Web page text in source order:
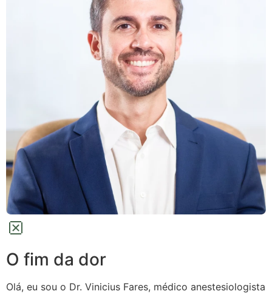
O fim da dor
Olá, eu sou o Dr. Vinicius Fares, médico anestesiologista